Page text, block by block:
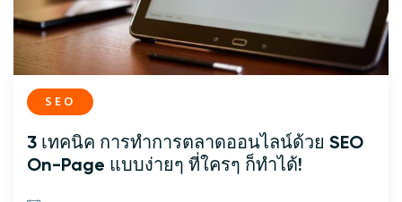
SEO
3 เทคนิค การทำการตลาดออนไลน์ด้วย SEO
On-Page แบบง่ายๆ ที่ใครๆ ก็ทำได้!